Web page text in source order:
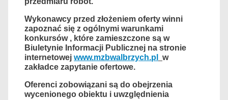
Wykonawcy przed złożeniem oferty winni
zapoznać się z ogólnymi warunkami
konkursów , które zamieszczone są w
Biuletynie Informacji Publicznej na stronie
internetowej www.mzbwalbrzych.pl
w
zakładce zapytanie ofertowe.
Oferenci zobowiązani są do obejrzenia
wycenionego obiektu i uwzględnienia